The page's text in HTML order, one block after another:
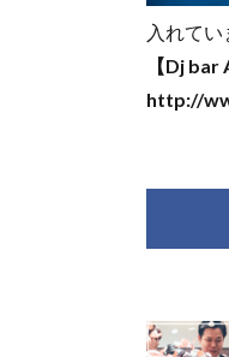
入れて
【Dj bar
http://